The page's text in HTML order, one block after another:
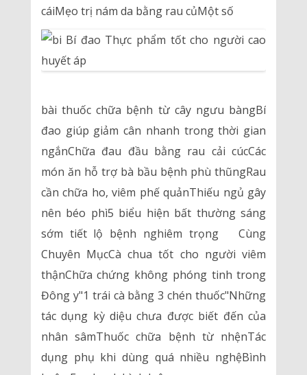
cáiMẹo trị nám da bằng rau củMột số
bài thuốc chữa bệnh từ cây ngưu bàngBí
đao giúp giảm cân nhanh trong thời gian
ngắnChữa đau đầu bằng rau cải cúcCác
món ăn hỗ trợ bà bầu bệnh phù thũngRau
cần chữa ho, viêm phế quảnThiếu ngủ gây
nên béo phì5 biểu hiện bất thường sáng
sớm tiết lộ bệnh nghiêm trọng Cùng
Chuyên MụcCà chua tốt cho người viêm
thậnChữa chứng không phóng tinh trong
Đông y"1 trái cà bằng 3 chén thuốc"Những
tác dụng kỳ diệu chưa được biết đến của
nhân sâmThuốc chữa bệnh từ nhệnTác
dụng phụ khi dùng quá nhiều nghệBình